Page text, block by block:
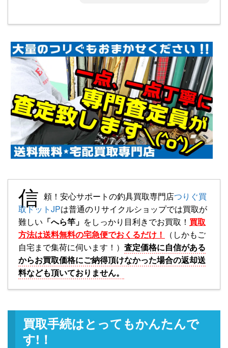
信 頼！安心サポートの釣具買取専門店つりぐ買
取ドットJPは普通のリサイクルショップでは買取が
難しい 「へら竿」 をしっかり目利きでお買取！ 買取
方法は送料無料の宅急便でおくるだけ！
（しかもご
自宅まで集荷に伺います！） 査定価格に自信がある
からお買取価格にご納得頂けなかった場合の返却送
料なども頂いておりません。
買取手続はとってもかんたんで
す!！